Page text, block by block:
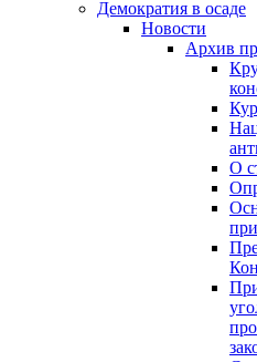
Демократия в осаде
Новости
Архив
О